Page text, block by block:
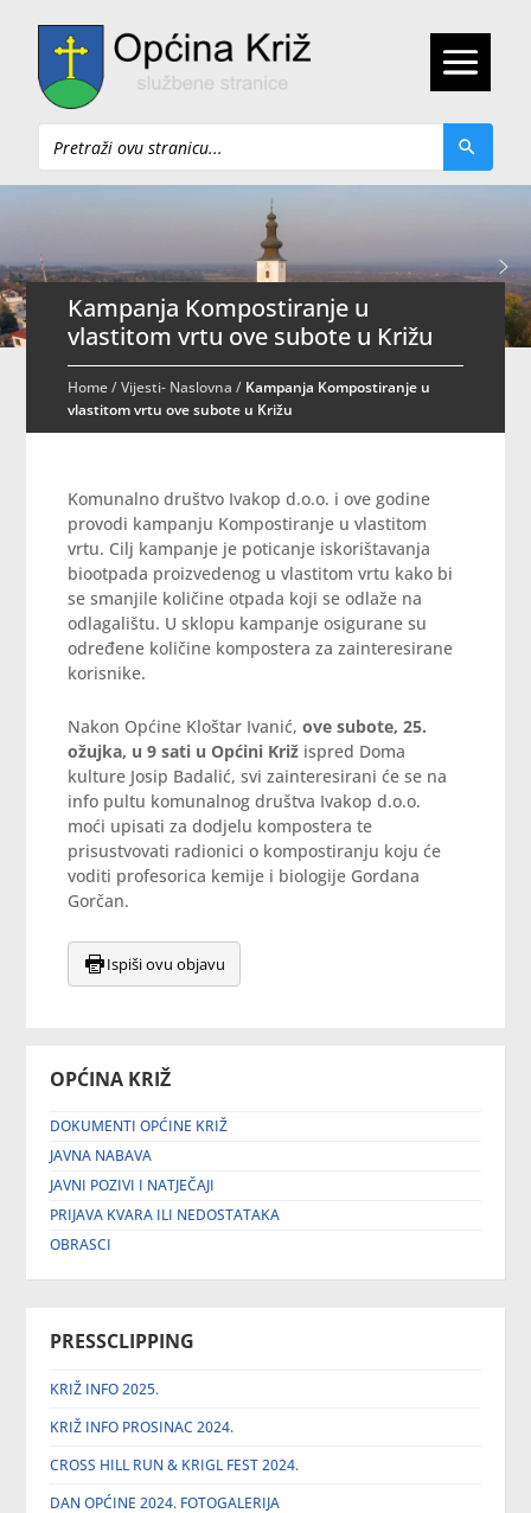
Pretraži
OPĆINA KRIŽ
DOKUMENTI OPĆINE KRIŽ
JAVNA NABAVA
JAVNI POZIVI I NATJEČAJI
PRIJAVA KVARA ILI NEDOSTATAKA
OBRASCI
PRESSCLIPPING
KRIŽ INFO 2025.
KRIŽ INFO PROSINAC 2024.
CROSS HILL RUN & KRIGL FEST 2024.
DAN OPĆINE 2024. FOTOGALERIJA
Kampanja Kompostiranje u
vlastitom vrtu ove subote u Križu
Home/Vijesti- Naslovna / Kampanja Kompostiranje u
vlastitom vrtu ove subote u Križu
Komunalno društvo Ivakop d.o.o. i ove godine
provodi kampanju Kompostiranje u vlastitom
vrtu. Cilj kampanje je poticanje iskorištavanja
biootpada proizvedenog u vlastitom vrtu kako bi
se smanjile količine otpada koji se odlaže na
odlagalištu. U sklopu kampanje osigurane su
određene količine kompostera za zainteresirane
korisnike.
Nakon Općine Kloštar Ivanić, ove subote, 25.
ožujka, u 9 sati u Općini Križ ispred Doma
kulture Josip Badalić, svi zainteresirani će se na
info pultu komunalnog društva Ivakop d.o.o.
moći upisati za dodjelu kompostera te
prisustvovati radionici o kompostiranju koju će
voditi profesorica kemije i biologije Gordana
Gorčan.
Ispiši ovu objavu